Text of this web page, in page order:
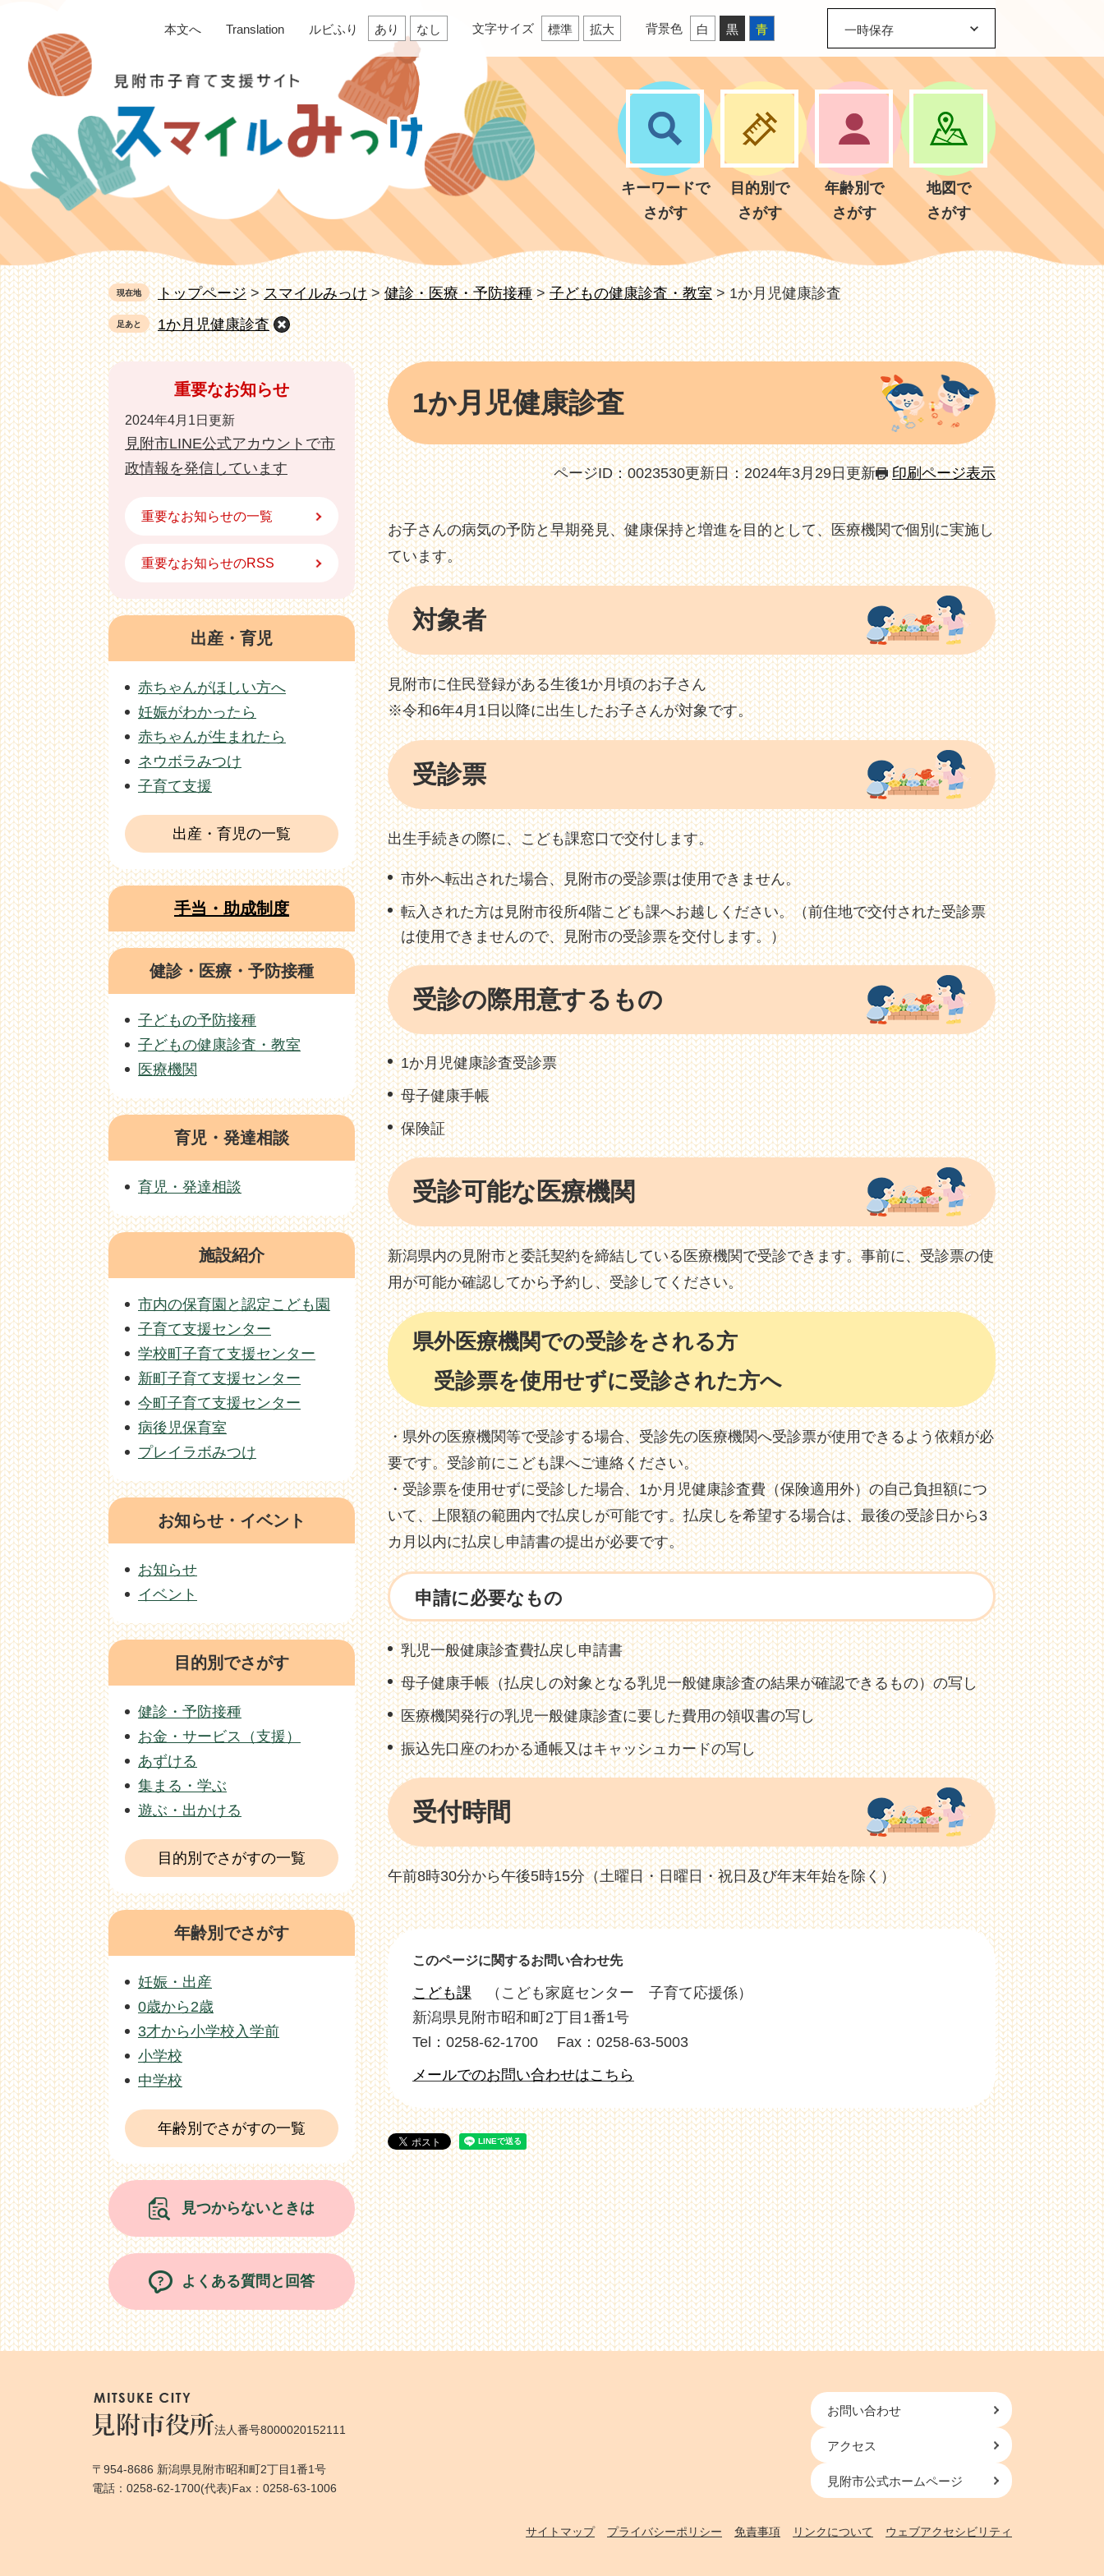
す。
し
本
文
へ
本文へ Translation ルビふり あり なし 文字サイズ 標準 拡大 背景色 白 黒 青 一時保存
キーワードで
さがす
目的別で
さがす
年齢別で
さがす
地図で
さがす
現在地 トップページ >スマイルみっけ >健診・医療・予防接種>子どもの健康診査・教室>1か月児健康診査
足あと 1か月児健康診査
本
文
1か月児健康診査
ページID：0023530更新日：2024年3月29日更新 印刷ページ表示
お子さんの病気の予防と早期発見、健康保持と増進を目的として、医療機関で個別に実施し
ています。
対象者
見附市に住民登録がある生後1か月頃のお子さん
※令和6年4月1日以降に出生したお子さんが対象です。
受診票
出生手続きの際に、こども課窓口で交付します。
市外へ転出された場合、見附市の受診票は使用できません。
転入された方は見附市役所4階こども課へお越しください。（前住地で交付された受診票
は使用できませんので、見附市の受診票を交付します。）
受診の際用意するもの
1か月児健康診査受診票
母子健康手帳
保険証
受診可能な医療機関
新潟県内の見附市と委託契約を締結している医療機関で受診できます。事前に、受診票の使
用が可能か確認してから予約し、受診してください。
県外医療機関での受診をされる方
受診票を使用せずに受診された方へ
・県外の医療機関等で受診する場合、受診先の医療機関へ受診票が使用できるよう依頼が必
要です。受診前にこども課へご連絡ください。
・受診票を使用せずに受診した場合、1か月児健康診査費（保険適用外）の自己負担額につ
いて、上限額の範囲内で払戻しが可能です。払戻しを希望する場合は、最後の受診日から3
カ月以内に払戻し申請書の提出が必要です。
申請に必要なもの
乳児一般健康診査費払戻し申請書
母子健康手帳（払戻しの対象となる乳児一般健康診査の結果が確認できるもの）の写し
医療機関発行の乳児一般健康診査に要した費用の領収書の写し
振込先口座のわかる通帳又はキャッシュカードの写し
受付時間
午前8時30分から午後5時15分（土曜日・日曜日・祝日及び年末年始を除く）
このページに関するお問い合わせ先
こども課
こども家庭センター 子育て応援係
新潟県見附市昭和町2丁目1番1号
Tel：0258-62-1700
Fax：0258-63-5003
メールでのお問い合わせはこちら
重要なお知らせ
2024年4月1日更新
見附市LINE公式アカウントで市
政情報を発信しています
重要なお知らせの一覧
重要なお知らせのRSS
出産・育児
赤ちゃんがほしい方へ
妊娠がわかったら
赤ちゃんが生まれたら
ネウボラみつけ
子育て支援
出産・育児の一覧
手当・助成制度
健診・医療・予防接種
子どもの予防接種
子どもの健康診査・教室
医療機関
育児・発達相談
育児・発達相談
施設紹介
市内の保育園と認定こども園
子育て支援センター
学校町子育て支援センター
新町子育て支援センター
今町子育て支援センター
病後児保育室
プレイラボみつけ
お知らせ・イベント
お知らせ
イベント
目的別でさがす
健診・予防接種
お金・サービス（支援）
あずける
集まる・学ぶ
遊ぶ・出かける
目的別でさがすの一覧
年齢別でさがす
妊娠・出産
0歳から2歳
3才から小学校入学前
小学校
中学校
年齢別でさがすの一覧
見つからないときは
よくある質問と回答
法人番号8000020152111
〒954-8686 新潟県見附市昭和町2丁目1番1号
電話：0258-62-1700(代表)Fax：0258-63-1006
お問い合わせ
アクセス
見附市公式ホームページ
サイトマップ プライバシーポリシー 免責事項 リンクについて ウェブアクセシビリティ